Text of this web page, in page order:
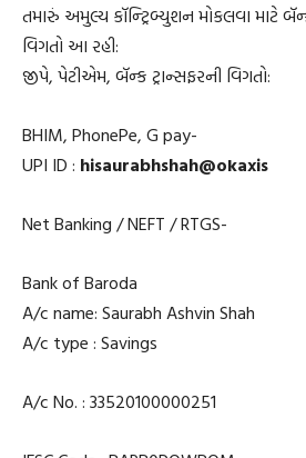
તમારું અમુલ્ય કૉન્ટ્રિબ્યુશન મોકલવા માટે
વિગતો આ રહી:
જીપે, પેટીએમ, બૅન્ક ટ્રાન્સફરની વિગતો:
BHIM, PhonePe, G pay-
UPI ID : hisaurabhshah@okaxis
Net Banking / NEFT / RTGS-
Bank of Baroda
A/c name: Saurabh Ashvin Shah
A/c type : Savings
A/c No. : 33520100000251